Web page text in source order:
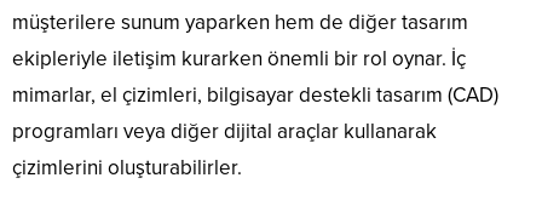
müşterilere sunum yaparken hem de diğer tasarım
ekipleriyle iletişim kurarken önemli bir rol oynar. İç
mimarlar, el çizimleri, bilgisayar destekli tasarım (CAD)
programları veya diğer dijital araçlar kullanarak
çizimlerini oluşturabilirler.